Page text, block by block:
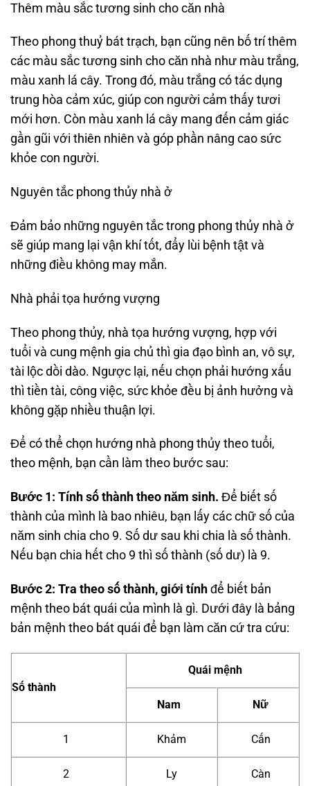
Thêm màu sắc tương sinh cho căn nhà
Theo phong thuỷ bát trạch, bạn cũng nên bố trí thêm
các màu sắc tương sinh cho căn nhà như màu trắng,
màu xanh lá cây. Trong đó, màu trắng có tác dụng
trung hòa cảm xúc, giúp con người cảm thấy tươi
mới hơn. Còn màu xanh lá cây mang đến cảm giác
gần gũi với thiên nhiên và góp phần nâng cao sức
khỏe con người.
Nguyên tắc phong thủy nhà ở
Đảm bảo những nguyên tắc trong phong thủy nhà ở
sẽ giúp mang lại vận khí tốt, đẩy lùi bệnh tật và
những điều không may mắn.
Nhà phải tọa hướng vượng
Theo phong thủy, nhà tọa hướng vượng, hợp với
tuổi và cung mệnh gia chủ thì gia đạo bình an, vô sự,
tài lộc dồi dào. Ngược lại, nếu chọn phải hướng xấu
thì tiền tài, công việc, sức khỏe đều bị ảnh hưởng và
không gặp nhiều thuận lợi.
Để có thể chọn hướng nhà phong thủy theo tuổi,
theo mệnh, bạn cần làm theo bước sau:
Bước 1: Tính số thành theo năm sinh. Để biết số
thành của mình là bao nhiêu, bạn lấy các chữ số của
năm sinh chia cho 9. Số dư sau khi chia là số thành.
Nếu bạn chia hết cho 9 thì số thành (số dư) là 9.
Bước 2: Tra theo số thành, giới tính để biết bản
mệnh theo bát quái của mình là gì. Dưới đây là bảng
bản mệnh theo bát quái để bạn làm căn cứ tra cứu:
Số thành
Quái mệnh
Nam Nữ
1 Khảm Cấn
2 Ly Càn